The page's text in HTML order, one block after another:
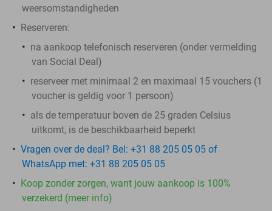
weersomstandigheden
Reserveren:
na aankoop telefonisch reserveren (onder vermelding
van Social Deal)
reserveer met minimaal 2 en maximaal 15 vouchers (1
voucher is geldig voor 1 persoon)
als de temperatuur boven de 25 graden Celsius
uitkomt, is de beschikbaarheid beperkt
Vragen over de deal? Bel: +31 88 205 05 05 of
WhatsApp met: +31 88 205 05 05
Koop zonder zorgen, want jouw aankoop is 100%
verzekerd (meer info)